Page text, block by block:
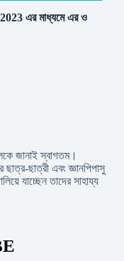
এর মাধ্যমে এর ও
জানাই স্বাগতম।
ছাত্র-ছাত্রী এবং জ্ঞানপিপাসু
যাচ্ছেন তাদের সাহায্য